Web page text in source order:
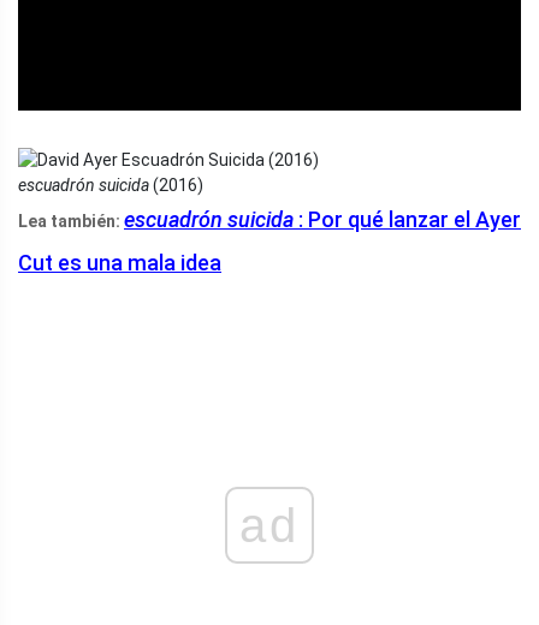
escuadrón suicida(2016)
Lea también: escuadrón suicida : Por qué lanzar el Ayer
Cut es una mala idea
ad